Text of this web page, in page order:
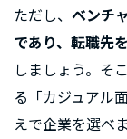
ただし、 ベンチ
であり、転職先
しましょう。そ
る「カジュアル
えで企業を選べま